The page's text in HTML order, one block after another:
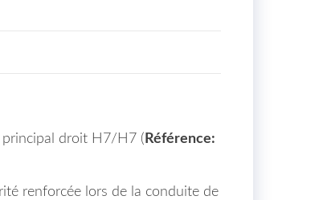
principal droit H7/H7 ( Référence:
renforcée lors de la conduite de